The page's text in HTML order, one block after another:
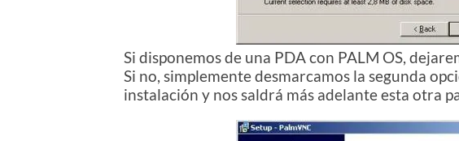
Si disponemos de una PDA con PALM OS,
Si no, simplemente desmarcamos la segunda
instalación y nos saldrá más adelante esta otra